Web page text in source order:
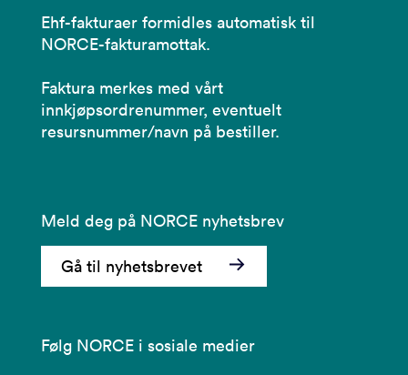
Ehf-fakturaer formidles automatisk til
NORCE-fakturamottak.
Faktura merkes med vårt
innkjøpsordrenummer, eventuelt
resursnummer/navn på bestiller.
Meld deg på NORCE nyhetsbrev
Gå til nyhetsbrevet
Følg NORCE i sosiale medier